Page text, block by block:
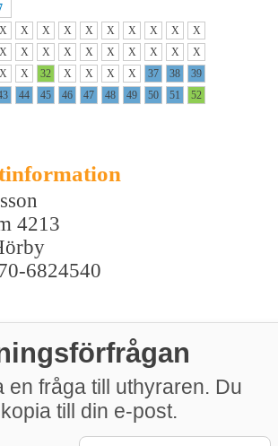
X X X X X X X X X
X
X X X X X X X X X
X
X X 32 X X X X 37 38
39
44 45 46 47 48 49 50 51
52
4213
6824540
en fråga till uthyraren. Du
till din e-post.